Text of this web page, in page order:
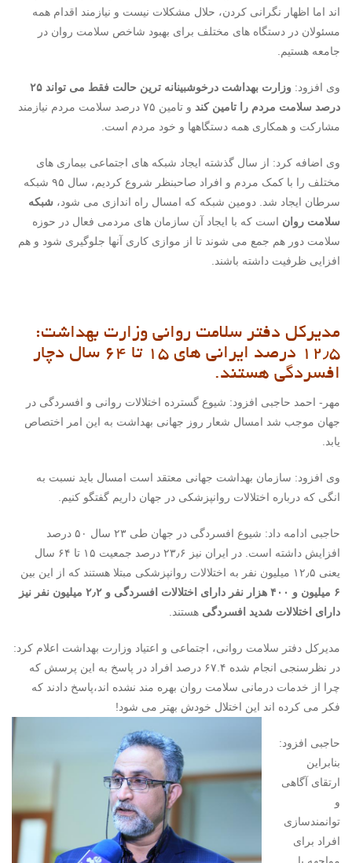
اند اما اظهار نگرانی کردن، حلال مشکلات نیست و نیازمند اقدام همه
مسئولان در دستگاه های مختلف برای بهبود شاخص سلامت روان در
جامعه هستیم.
وی افزود:
وزارت بهداشت درخوشبینانه ترین حالت فقط می تواند ۲۵
درصد سلامت مردم را تامین کند
و تامین ۷۵ درصد سلامت مردم نیازمند
مشارکت و همکاری همه دستگاهها و خود مردم است.
وی اضافه کرد: از سال گذشته ایجاد شبکه های اجتماعی بیماری های
مختلف را با کمک مردم و افراد صاحبنظر شروع کردیم، سال ۹۵ شبکه
سرطان ایجاد شد. دومین شبکه که امسال راه اندازی می شود، شبکه
سلامت روان است که با ایجاد آن سازمان های مردمی فعال در حوزه
سلامت دور هم جمع می شوند تا از موازی کاری آنها جلوگیری شود و هم
افزایی ظرفیت داشته باشند.
مدیرکل دفتر سلامت روانی وزارت بهداشت:
۱۲٫۵ درصد ایرانی های ۱۵ تا ۶۴ سال دچار
افسردگی هستند.
مهر- احمد حاجبی افزود: شیوع گسترده اختلالات روانی و افسردگی در
جهان موجب شد امسال شعار روز جهانی بهداشت به این امر اختصاص
یابد.
وی افزود: سازمان بهداشت جهانی معتقد است امسال باید نسبت به
انگی که درباره اختلالات روانپزشکی در جهان داریم گفتگو کنیم.
حاجبی ادامه داد: شیوع افسردگی در جهان طی ۲۳ سال ۵۰ درصد
افزایش داشته است. در ایران نیز ۲۳٫۶ درصد جمعیت ۱۵ تا ۶۴ سال
یعنی ۱۲٫۵ میلیون نفر به اختلالات روانپزشکی مبتلا هستند که از این بین
۶ میلیون و ۴۰۰ هزار نفر دارای اختلالات افسردگی و ۲٫۲ میلیون نفر نیز
دارای اختلالات شدید افسردگی هستند.
مدیرکل دفتر سلامت روانی، اجتماعی و اعتیاد وزارت بهداشت اعلام کرد:
در نظرسنجی انجام شده ۶۷.۴ درصد افراد در پاسخ به این پرسش که
چرا از خدمات درمانی سلامت روان بهره مند نشده اند،پاسخ دادند که
فکر می کرده اند این اختلال خودش بهتر می شود!
حاجبی افزود:
بنابراین
ارتقای آگاهی
و
توانمندسازی
افراد برای